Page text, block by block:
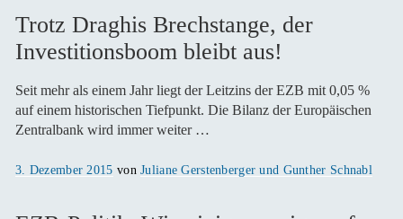
Trotz Draghis Brechstange, der
Investitionsboom bleibt aus!
Seit mehr als einem Jahr liegt der Leitzins der EZB mit 0,05 %
auf einem historischen Tiefpunkt. Die Bilanz der Europäischen
Zentralbank wird immer weiter …
Veröffentlicht
3. Dezember 2015 vonJuliane Gerstenberger und Gunther Schnabl